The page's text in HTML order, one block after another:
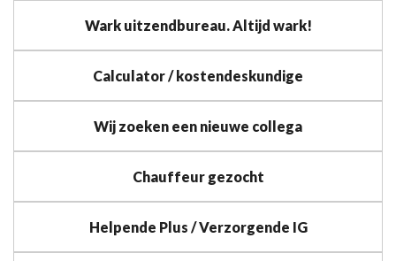
Wark uitzendbureau. Altijd wark!
Calculator / kostendeskundige
Wij zoeken een nieuwe collega
Chauffeur gezocht
Helpende Plus / Verzorgende IG